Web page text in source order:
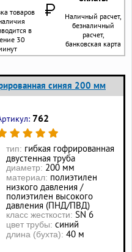
товаров
в
30
Наличный расчет,
безналичный
расчет,
банковская карта
синяя 200 мм
762
тип: гибкая гофрированная
двустенная труба
диаметр: 200 мм
материал: полиэтилен
низкого давления /
полиэтилен высокого
давления (ПНД/ПВД)
класс жесткости: SN 6
цвет трубы: синий
длина (бухта): 40 м